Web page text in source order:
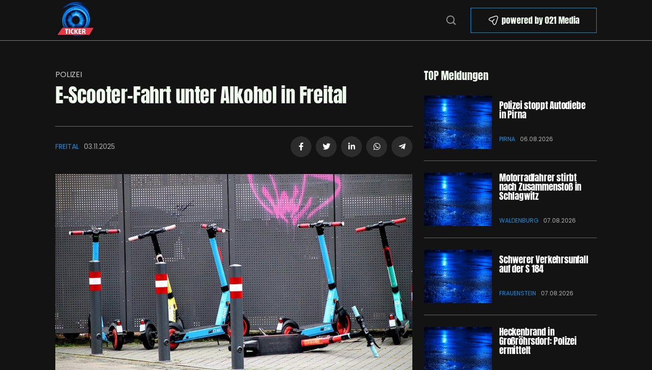
powered by 021 Media
POLIZEI
E-Scooter-Fahrt unter Alkohol in Freital
FREITAL 03.11.2025
TOP Meldungen
Polizei stoppt Autodiebe
in Pirna
PIRNA 06.08.2026
Motorradfahrer stirbt
nach Zusammenstoß in
Schlagwitz
WALDENBURG 07.08.2026
Schwerer Verkehrsunfall
auf der S 184
FRAUENSTEIN 07.08.2026
Heckenbrand in
Großröhrsdorf: Polizei
ermittelt